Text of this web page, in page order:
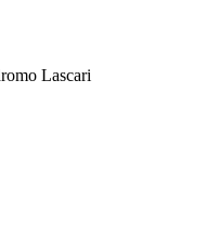
Lascari